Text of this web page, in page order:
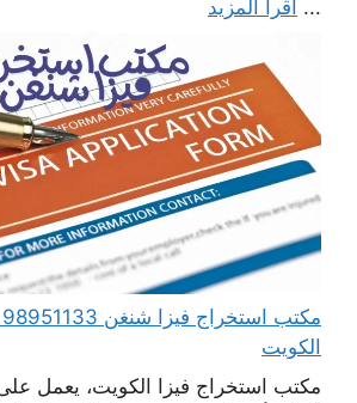
... اقرأ المزيد
الكويت
مكتب استخراج فيزا الكويت، يعمل